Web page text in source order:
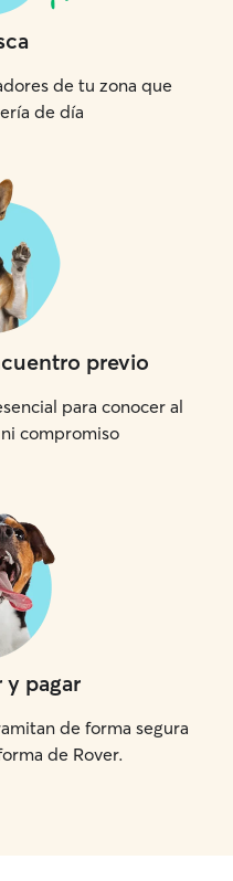
de tu zona que
de día
previo
para conocer al
compromiso
y pagar
de forma segura
de Rover.